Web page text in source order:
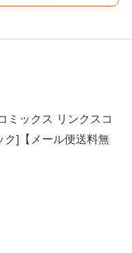
ミックス リンクスコ
ク]【メール便送料無